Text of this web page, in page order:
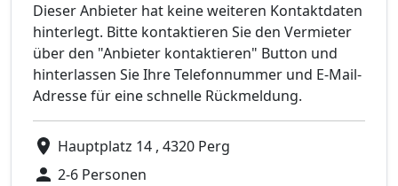
Dieser Anbieter hat keine weiteren Kontaktdaten
hinterlegt. Bitte kontaktieren Sie den Vermieter
über den "Anbieter kontaktieren" Button und
hinterlassen Sie Ihre Telefonnummer und E-Mail-
Adresse für eine schnelle Rückmeldung.
Hauptplatz 14 , 4320 Perg
2-6 Personen